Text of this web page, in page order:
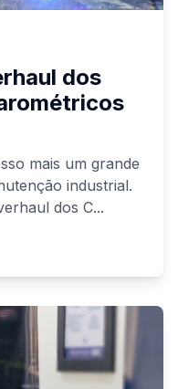
dos
mais um grande
industrial.
dos C...